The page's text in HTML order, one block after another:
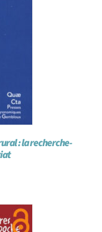
: la recherche-